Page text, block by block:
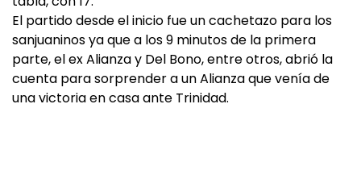
El partido desde el inicio fue un cachetazo para los
sanjuaninos ya que a los 9 minutos de la primera
parte, el ex Alianza y Del Bono, entre otros, abrió la
cuenta para sorprender a un Alianza que venía de
una victoria en casa ante Trinidad.